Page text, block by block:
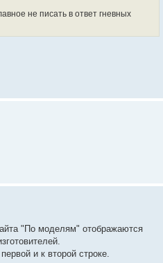
не писать в ответ гневных
"По моделям" отображаются
и к второй строке.